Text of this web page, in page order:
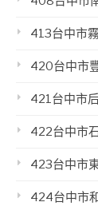
413台中市
420台中市
421台中市
422台中市
423台中市
424台中市